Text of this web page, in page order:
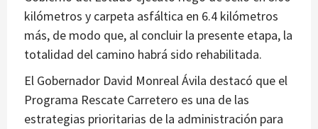
kilómetros y carpeta asfáltica en 6.4 kilómetros
más, de modo que, al concluir la presente etapa, la
totalidad del camino habrá sido rehabilitada.
El Gobernador David Monreal Ávila destacó que el
Programa Rescate Carretero es una de las
estrategias prioritarias de la administración para